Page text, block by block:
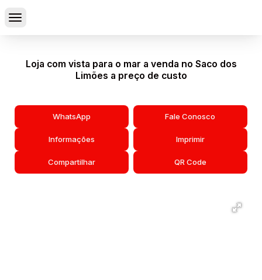
Loja com vista para o mar a venda no Saco dos
Limões a preço de custo
WhatsApp Fale Conosco
Informações Imprimir
Compartilhar QR Code